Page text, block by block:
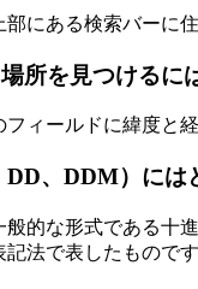
にある検索バーに
所を見つけるに
ィールドに緯度と
、DDM）には
的な形式である十
法で表したものです